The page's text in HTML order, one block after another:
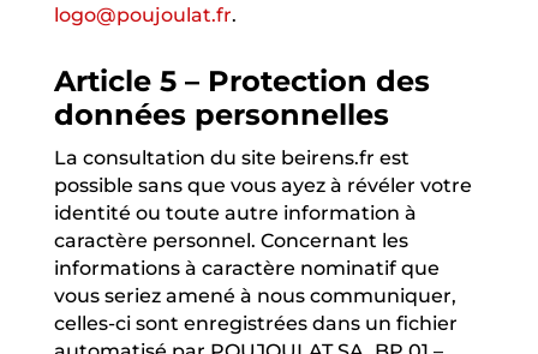
logo@poujoulat.fr.
Article 5 – Protection des
données personnelles
La consultation du site beirens.fr est
possible sans que vous ayez à révéler votre
identité ou toute autre information à
caractère personnel. Concernant les
informations à caractère nominatif que
vous seriez amené à nous communiquer,
celles-ci sont enregistrées dans un fichier